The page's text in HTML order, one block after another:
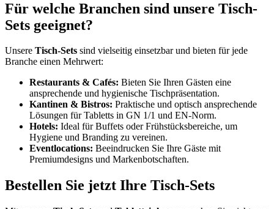
Für welche Branchen sind unsere Tisch-
Sets geeignet?
Unsere Tisch-Sets sind vielseitig einsetzbar und bieten für jede
Branche einen Mehrwert:
Restaurants & Cafés: Bieten Sie Ihren Gästen eine
ansprechende und hygienische Tischpräsentation.
Kantinen & Bistros: Praktische und optisch ansprechende
Lösungen für Tabletts in GN 1/1 und EN-Norm.
Hotels: Ideal für Buffets oder Frühstücksbereiche, um
Hygiene und Branding zu vereinen.
Eventlocations: Beeindrucken Sie Ihre Gäste mit
Premiumdesigns und Markenbotschaften.
Bestellen Sie jetzt Ihre Tisch-Sets